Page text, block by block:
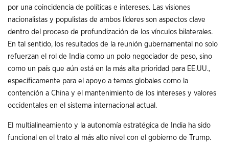
por una coincidencia de políticas e intereses. Las visiones
nacionalistas y populistas de ambos líderes son aspectos clave
dentro del proceso de profundización de los vínculos bilaterales.
En tal sentido, los resultados de la reunión gubernamental no solo
refuerzan el rol de India como un polo negociador de peso, sino
como un país que aún está en la más alta prioridad para EE.UU.,
específicamente para el apoyo a temas globales como la
contención a China y el mantenimiento de los intereses y valores
occidentales en el sistema internacional actual.
El multialineamiento y la autonomía estratégica de India ha sido
funcional en el trato al más alto nivel con el gobierno de Trump.